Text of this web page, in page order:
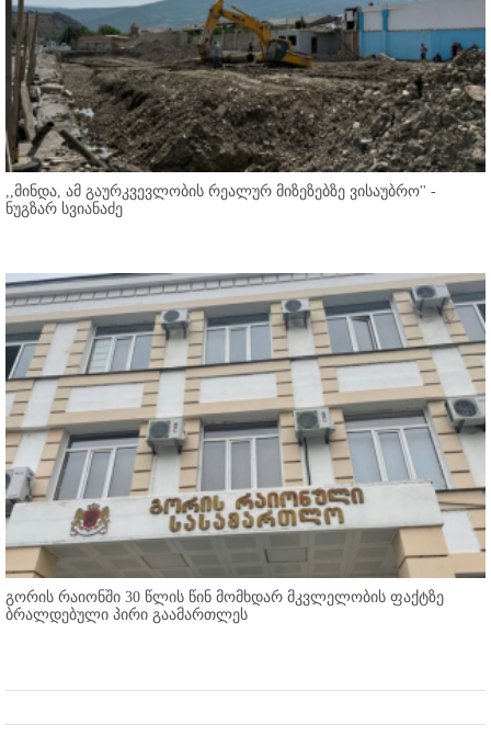
,,მინდა, ამ გაურკვევლობის რეალურ მიზეზებზე ვისაუბრო'' -
ნუგზარ სვიანაძე
გორის რაიონში 30 წლის წინ მომხდარ მკვლელობის ფაქტზე
ბრალდებული პირი გაამართლეს